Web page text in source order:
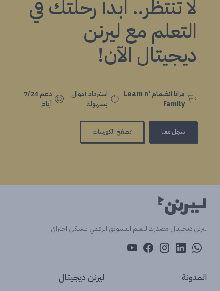
لا تنتظر.. ابدأ رحلتك في
التعلم مع ليرنن
ديجيتال الآن!
مزايا انضمام Learn n'
Family
استرداد أموال
بسهولة
دعم 7/24
أيام
سجل معنا تصفح الكورسات
ليرنن ديجيتال مصدرك لتعلم التسويق الرقمي بــشكل احترافي
المدونة ليرنن ديجيتال